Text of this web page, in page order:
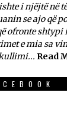
i njëjtë në
se ajo që
ofronte shtypi
e mia sa
Read